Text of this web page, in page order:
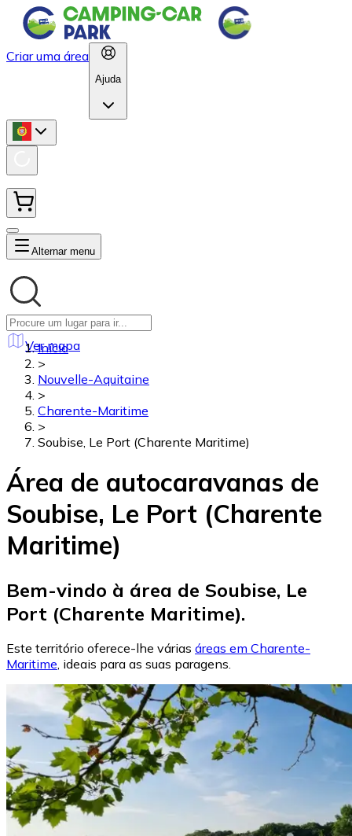
Criar uma área
Ajuda
Alternar menu
Ver mapa
Início
>
Nouvelle-Aquitaine
>
Charente-Maritime
>
Soubise, Le Port (Charente Maritime)
Área de autocaravanas de
Soubise, Le Port (Charente
Maritime)
Bem-vindo à área de Soubise, Le
Port (Charente Maritime).
Este território oferece-lhe várias áreas em Charente-
Maritime, ideais para as suas paragens.